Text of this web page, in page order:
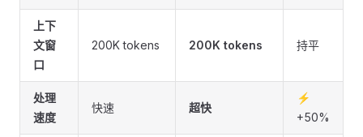
上下
文窗
口
200K tokens 200K tokens 持平
处理
速度
快速 超快
⚡️
+50%